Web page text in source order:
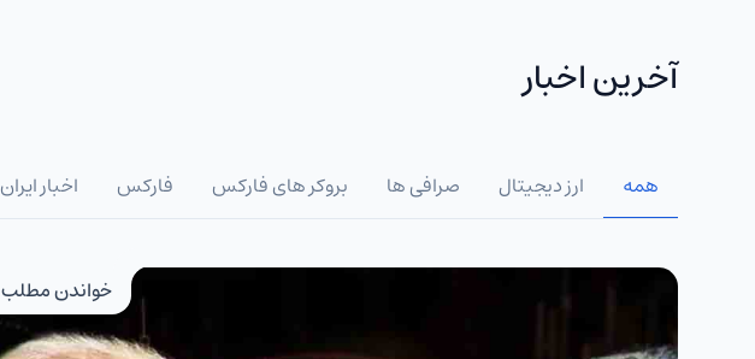
آخرین اخبار
همه ارز دیجیتال صرافی ها بروکر های فارکس فارکس اخبار ایران
خواندن مطلب